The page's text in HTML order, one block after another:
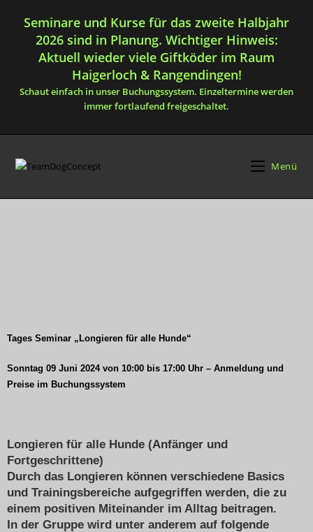
Seminare und Kurse für das zweite Halbjahr
2026 sind in Planung. Wichtiger Hinweis:
Aktuell wieder viele Giftköder im Raum
Haigerloch & Rangendingen!
Schaut einfach in unser Buchungssystem. Einzeltermine werden
immer fortlaufend freigeschaltet.
Menü
Tages Seminar „Longieren für alle Hunde“
Sonntag 09 Juni 2024 von 10:00 bis 17:00 Uhr – Anmeldung und
Preise im Buchungssystem
Longieren für alle Hunde (Anfänger und
Fortgeschrittene)
Durch das Longieren können verschiedene Basics
und Trainingsbereiche aufgegriffen werden, die zu
einem positiven Miteinander im Alltag beitragen.
In der Gruppe wird unter anderem auf folgende